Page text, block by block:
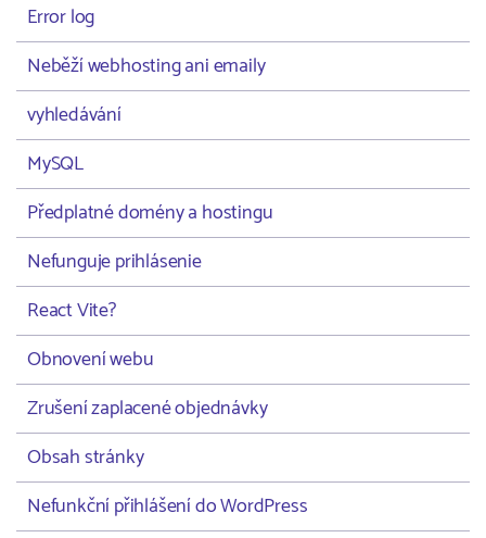
Error log
Neběží webhosting ani emaily
vyhledávání
MySQL
Předplatné domény a hostingu
Nefunguje prihlásenie
React Vite?
Obnovení webu
Zrušení zaplacené objednávky
Obsah stránky
Nefunkční přihlášení do WordPress